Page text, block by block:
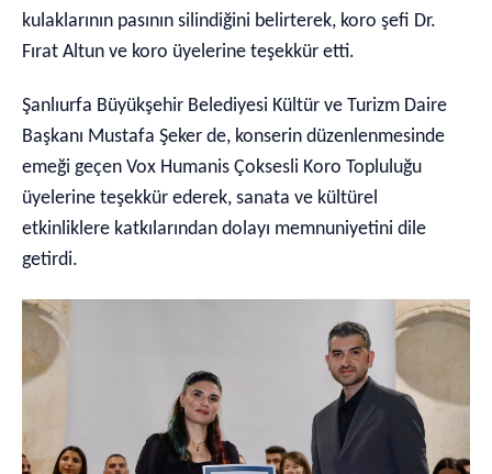
kulaklarının pasının silindiğini belirterek, koro şefi Dr.
Fırat Altun ve koro üyelerine teşekkür etti.
Şanlıurfa Büyükşehir Belediyesi Kültür ve Turizm Daire
Başkanı Mustafa Şeker de, konserin düzenlenmesinde
emeği geçen Vox Humanis Çoksesli Koro Topluluğu
üyelerine teşekkür ederek, sanata ve kültürel
etkinliklere katkılarından dolayı memnuniyetini dile
getirdi.